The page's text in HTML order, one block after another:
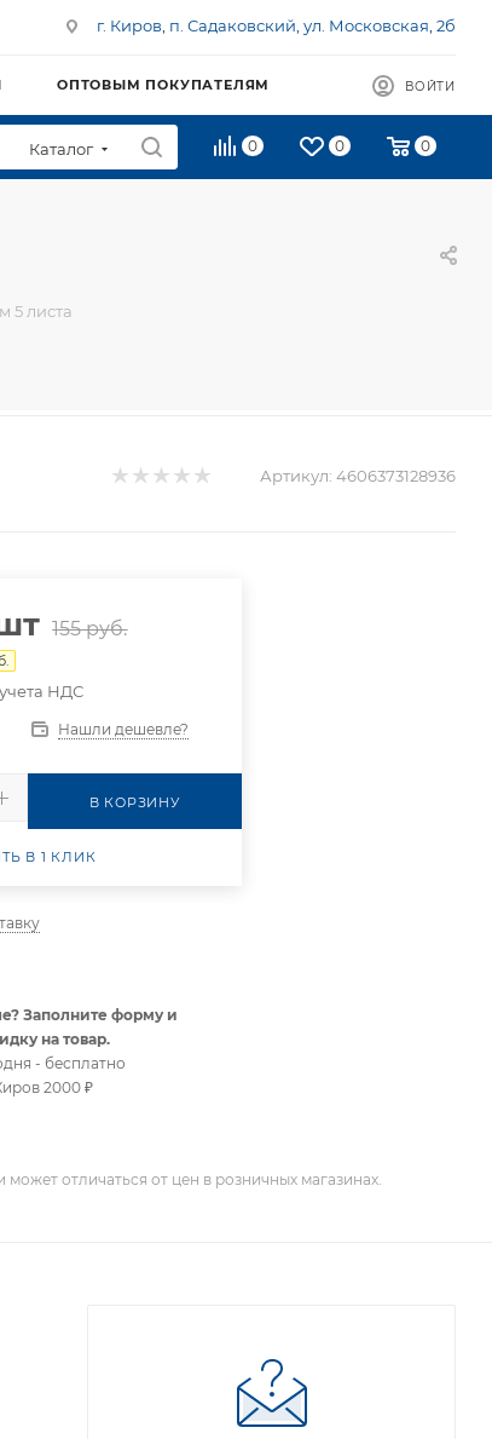
г. Киров, п. Садаковский, ул. Московская, 2б
ОПТОВЫМ ПОКУПАТЕЛЯМ ВОЙТИ
Каталог 0 0 0
5 листа
Артикул: 4606373128936
155руб.
НДС
Нашли дешевле?
В КОРЗИНУ
В 1 КЛИК
Заполните форму и
на товар.
- бесплатно
2000 ₽
отличаться от цен в розничных магазинах.